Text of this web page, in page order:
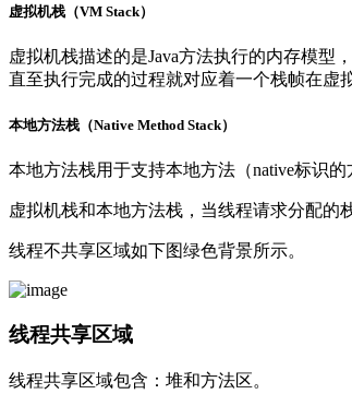
虚拟机栈（VM Stack）
虚拟机栈描述的是Java方法执行的内存模型
直至执行完成的过程就对应着一个栈帧在虚
本地方法栈（Native Method Stack）
本地方法栈用于支持本地方法（native标识的
虚拟机栈和本地方法栈，当线程请求分配的
线程不共享区域如下图绿色背景所示。
线程共享区域
线程共享区域包含：堆和方法区。